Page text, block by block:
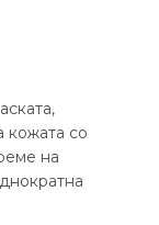
кожата со
на